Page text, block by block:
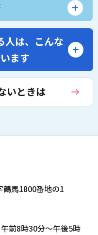
は、 こんな
ます
いときは
鶴馬1800番地の1
前8時30分～午後5時